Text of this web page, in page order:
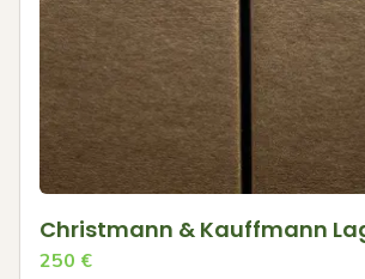
Christmann & Kauffmann
250 €